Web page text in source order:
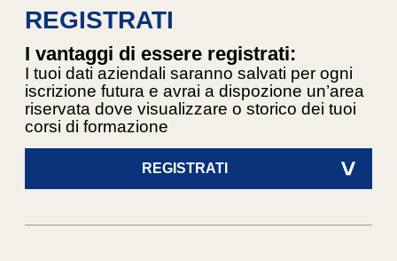
REGISTRATI
I vantaggi di essere registrati:
I tuoi dati aziendali saranno salvati per ogni
iscrizione futura e avrai a dispozione un’area
riservata dove visualizzare o storico dei tuoi
corsi di formazione
REGISTRATI >